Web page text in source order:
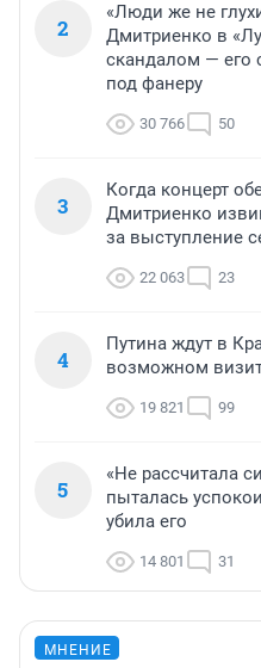
2
«Люди же не
Дмитриенко в
скандалом — его
под фанеру
30 766 50
3
Когда концерт
Дмитриенко
за выступление
22 063 23
4
Путина ждут в
возможном
19 821 99
5
«Не рассчитала
пыталась
убила его
14 801 31
МНЕНИЕ